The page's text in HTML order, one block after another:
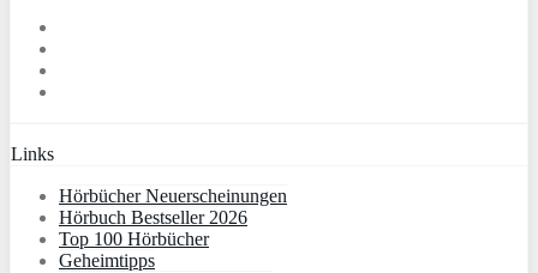
Links
Hörbücher Neuerscheinungen
Hörbuch Bestseller 2026
Top 100 Hörbücher
Geheimtipps